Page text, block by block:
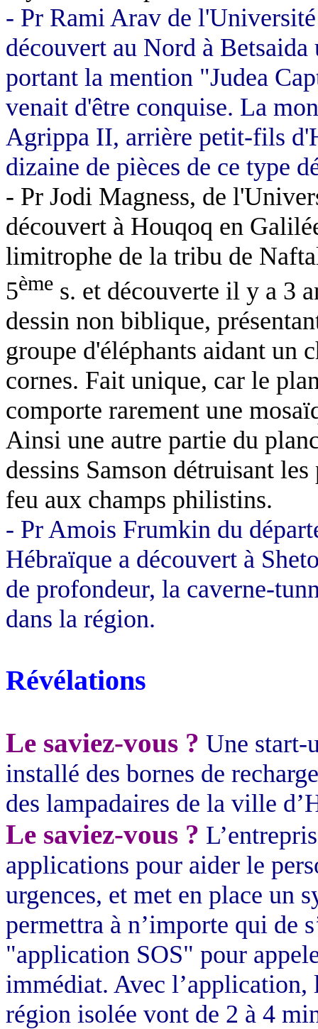
- Pr RamiArav de
découvert au Nord à Betsaida
portant la mention "Judea
venait d'être conquise. La
Agrippa II, arrière petit-fils
dizaine de pièces de ce type
- Pr Jodi Magness, de
découvert à Houqoq en
limitrophe de la tribu de
5ème s. et découverte il y a 3
dessin non biblique,
groupe d'éléphants aidant un
cornes. Fait unique, car le
comporte rarement une
Ainsi une autre partie du
dessins Samson détruisant
feu aux champs philistins.
- Pr Amois Frumkin du
Hébraïque a découvert à
de profondeur, la caverne-
dans la région.
Révélations
Le saviez-vous ? Une start-
installé des bornes de
des lampadaires de la ville d’
Le saviez-vous ?
applications pour aider le
urgences, et met en place un
permettra à n’importe qui de
"application SOS" pour
immédiat. Avec l’application,
région isolée vont de 2 à 4